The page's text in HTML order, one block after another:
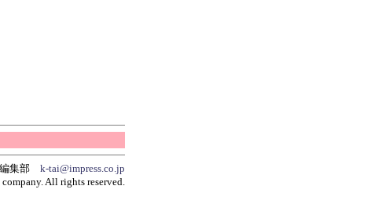
編集部 k-tai@impress.co.jp
All rights reserved.